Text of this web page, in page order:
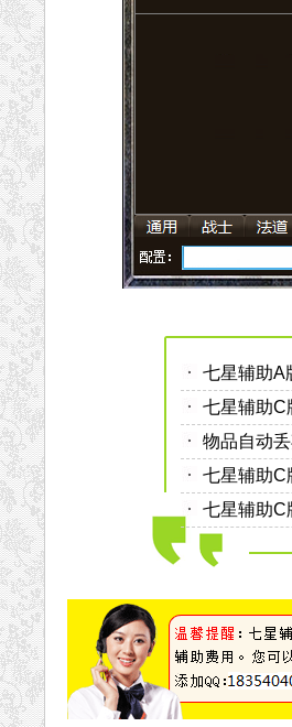
七星辅助A
七星辅助C
物品自动
七星辅助C
七星辅助C